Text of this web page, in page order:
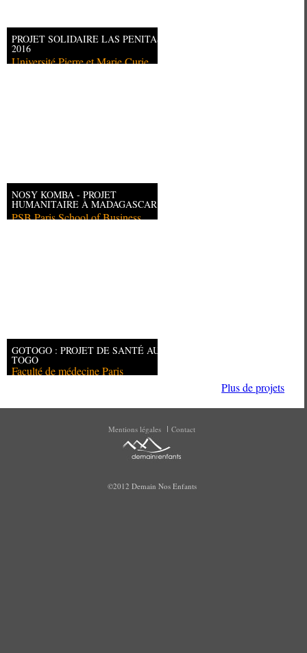
PROJET SOLIDAIRE LAS PENITAS
2016
Université Pierre et Marie Curie
NOSY KOMBA - PROJET
HUMANITAIRE À MADAGASCAR
PSB Paris School of Business
GOTOGO : PROJET DE SANTÉ AU
TOGO
Faculté de médecine Paris
Plus de projets
Mentions légales Contact
©2012 Demain Nos Enfants